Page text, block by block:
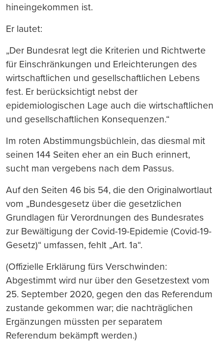
hineingekommen ist.
Er lautet:
„Der Bundesrat legt die Kriterien und Richtwerte
für Einschränkungen und Erleichterungen des
wirtschaftlichen und gesellschaftlichen Lebens
fest. Er berücksichtigt nebst der
epidemiologischen Lage auch die wirtschaftlichen
und gesellschaftlichen Konsequenzen.“
Im roten Abstimmungsbüchlein, das diesmal mit
seinen 144 Seiten eher an ein Buch erinnert,
sucht man vergebens nach dem Passus.
Auf den Seiten 46 bis 54, die den Originalwortlaut
vom „Bundesgesetz über die gesetzlichen
Grundlagen für Verordnungen des Bundesrates
zur Bewältigung der Covid-19-Epidemie (Covid-19-
Gesetz)“ umfassen, fehlt „Art. 1a“.
(Offizielle Erklärung fürs Verschwinden:
Abgestimmt wird nur über den Gesetzestext vom
25. September 2020, gegen den das Referendum
zustande gekommen war; die nachträglichen
Ergänzungen müssten per separatem
Referendum bekämpft werden.)